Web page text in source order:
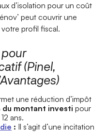
d’isolation pour un coût
peut couvrir une
profil fiscal.
pour
(Pinel,
une réduction d’impôt
du montant investi pour
ans.
: Il s’agit d’une incitation